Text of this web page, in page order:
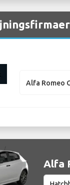
Alfa Romeo
Alfa